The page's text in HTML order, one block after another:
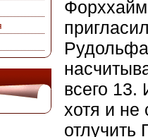
всего 13.
хотя и не